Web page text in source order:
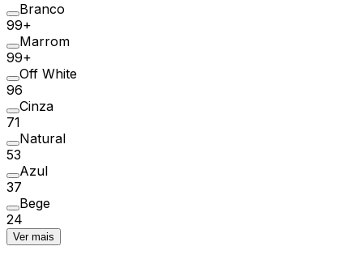
Branco
99+
Marrom
99+
Off White
96
Cinza
71
Natural
53
Azul
37
Bege
24
Ver mais